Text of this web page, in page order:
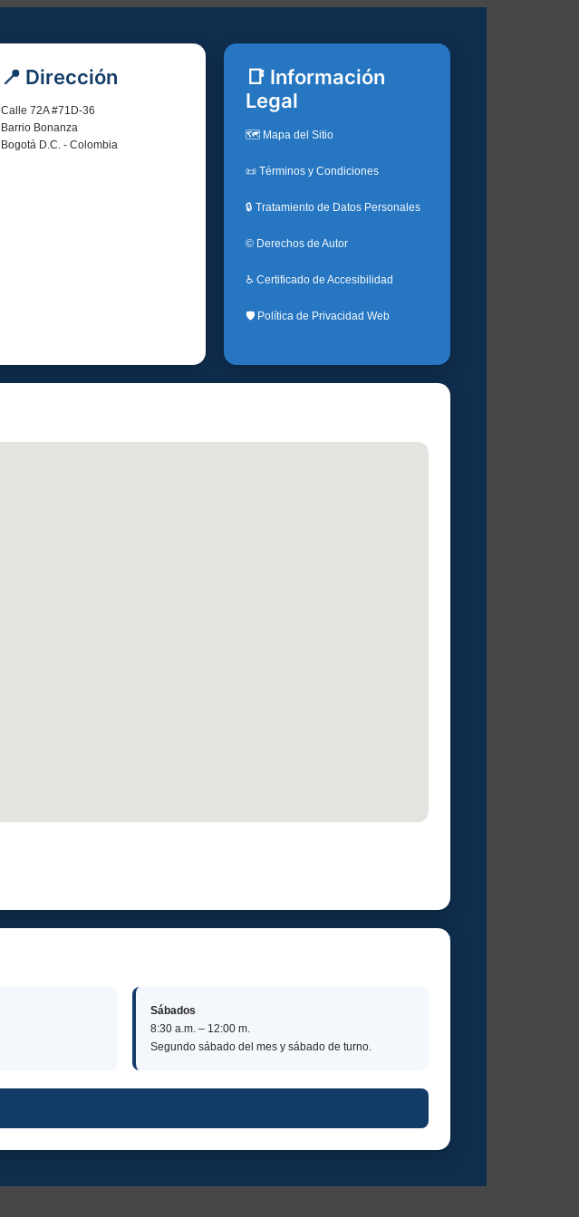
📍 Dirección
Calle 72A #71D-36
Barrio Bonanza
Bogotá D.C. - Colombia
📑 Información
Legal
🗺️ Mapa del Sitio
📜 Términos y Condiciones
🔒 Tratamiento de Datos Personales
© Derechos de Autor
♿ Certificado de Accesibilidad
🛡️ Política de Privacidad Web
Sábados
8:30 a.m. – 12:00 m.
Segundo sábado del mes y sábado de turno.